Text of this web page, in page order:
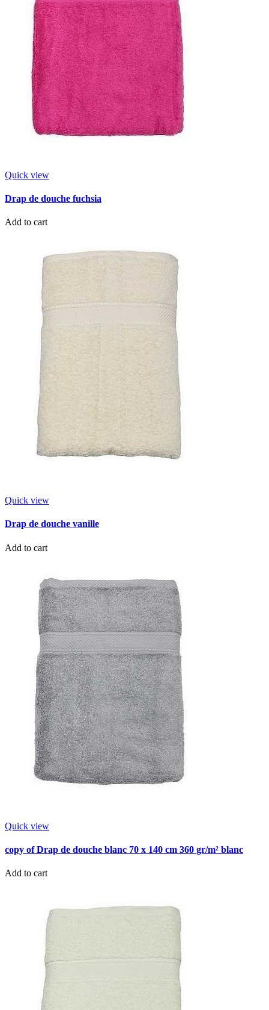
Quick view
Drap de douche fuchsia
Add to cart
Quick view
Drap de douche vanille
Add to cart
Quick view
copy of Drap de douche blanc 70 x 140 cm 360 gr/m² blanc
Add to cart